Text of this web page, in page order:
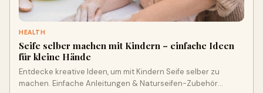
HEALTH
Seife selber machen mit Kindern – einfache Ideen
für kleine Hände
Entdecke kreative Ideen, um mit Kindern Seife selber zu
machen. Einfache Anleitungen & Naturseifen-Zubehör